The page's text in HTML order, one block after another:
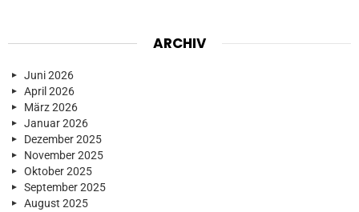
ARCHIV
Juni 2026
April 2026
März 2026
Januar 2026
Dezember 2025
November 2025
Oktober 2025
September 2025
August 2025